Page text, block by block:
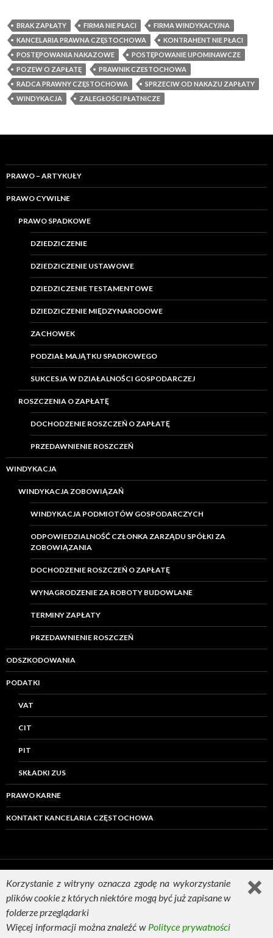
BRAK ZAPŁATY FIRMA NIE PŁACI
FIRMA WINDYKACYJNA
KANCELARIA PRAWNA CZĘSTOCHOWA
KONTRAHENT NIE PŁACI
POSTĘPOWANIA NAKAZOWE
POSTĘPOWANIE UPOMINAWCZE
POZEW O ZAPŁATĘ
PRAWNIK CZESTOCHOWA
RADCA PRAWNY CZĘSTOCHOWA
SPRZECIW OD NAKAZU ZAPŁATY
WINDYKACJA
ZALEGŁOŚCI PŁATNICZE
PRAWO – ARTYKUŁY
PRAWO CYWILNE
PRAWO SPADKOWE
DZIEDZICZENIE
DZIEDZICZENIE USTAWOWE
DZIEDZICZENIE TESTAMENTOWE
DZIEDZICZENIE MIĘDZYNARODOWE
ZACHOWEK
PODZIAŁ MAJĄTKU SPADKOWEGO
SUKCESJA W DZIAŁALNOŚCI GOSPODARCZEJ
ROSZCZENIA O ZAPŁATĘ
DOCHODZENIE ROSZCZEŃ O ZAPŁATĘ
PRZEDAWNIENIE ROSZCZEŃ
WINDYKACJA
WINDYKACJA ZOBOWIĄZAŃ
WINDYKACJA PODMIOTÓW GOSPODARCZYCH
ODPOWIEDZIALNOŚĆ CZŁONKA ZARZĄDU SPÓŁKI ZA
ZOBOWIĄZANIA
DOCHODZENIE ROSZCZEŃ O ZAPŁATĘ
WYNAGRODZENIE ZA ROBOTY BUDOWLANE
TERMINY ZAPŁATY
PRZEDAWNIENIE ROSZCZEŃ
ODSZKODOWANIA
PODATKI
VAT
CIT
PIT
SKŁADKI ZUS
PRAWO KARNE
KONTAKT KANCELARIA CZĘSTOCHOWA
Dumnie wspierane przez WordPressa
Korzystanie z witryny oznacza zgodę na wykorzystanie
plików cookie z których niektóre mogą być już zapisane w
folderze przeglądarki
Więcej informacji można znaleźć w Polityce prywatności